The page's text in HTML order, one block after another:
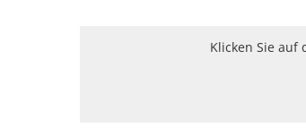
Klicken Sie auf